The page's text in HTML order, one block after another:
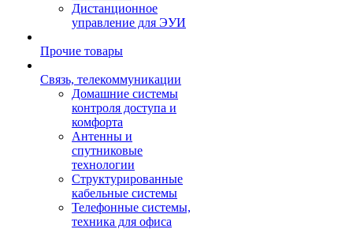
Дистанционное
управление для ЭУИ
Прочие товары
Связь, телекоммуникации
Домашние системы
контроля доступа и
комфорта
Антенны и
спутниковые
технологии
Структурированные
кабельные системы
Телефонные системы,
техника для офиса